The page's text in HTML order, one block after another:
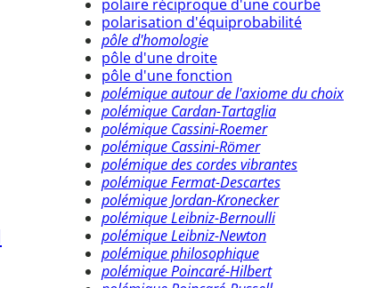
polaire réciproque d'une courbe
polarisation d'équiprobabilité
pôle d'homologie
pôle d'une droite
pôle d'une fonction
polémique autour de l'axiome du choix
polémique Cardan-Tartaglia
polémique Cassini-Roemer
polémique Cassini-Römer
polémique des cordes vibrantes
polémique Fermat-Descartes
polémique Jordan-Kronecker
polémique Leibniz-Bernoulli
polémique Leibniz-Newton
polémique philosophique
polémique Poincaré-Hilbert